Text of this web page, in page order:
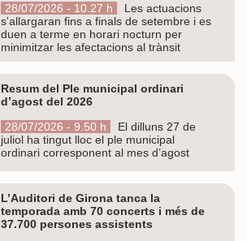
28/07/2026 - 10.27 h
Les actuacions
s'allargaran fins a finals de setembre i es
duen a terme en horari nocturn per
minimitzar les afectacions al trànsit
Resum del Ple municipal ordinari
d’agost del 2026
28/07/2026 - 9.50 h
El dilluns 27 de
juliol ha tingut lloc el ple municipal
ordinari corresponent al mes d’agost
L’Auditori de Girona tanca la
temporada amb 70 concerts i més de
37.700 persones assistents